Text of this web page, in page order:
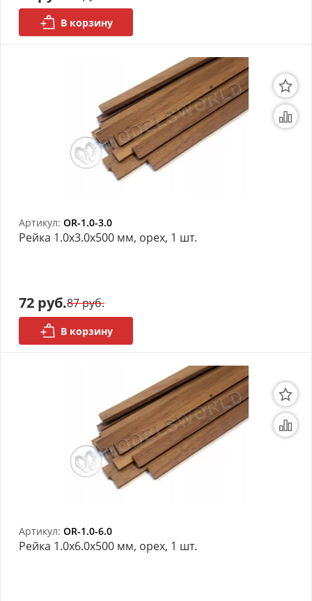
Органайзеры
Рабочая станция
Деревянные ламели
Рейки из ценных пород
Деревянные бруски
Основания под модели
Футляры (витрины) для
моделей
Деревянные 3D модели
Донышки для вязания
Деревянные шкатулки
Инструмент
Нестандартные заготовки
Дерево БАЛЬЗА и
Авиационная фанера
В корзину
Артикул: OR-1.0-3.0
Рейка 1.0х3.0x500 мм, орех, 1 шт.
72 руб.87 руб.
В корзину
Артикул: OR-1.0-6.0
Рейка 1.0х6.0x500 мм, орех, 1 шт.